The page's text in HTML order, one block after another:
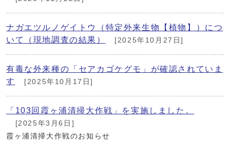
ナガエツルノゲイトウ（特定外来生物【植物】）につ
いて（現地調査の結果）
[2025年10月27日]
有毒な外来種の「セアカゴケグモ」が確認されていま
す
[2025年10月17日]
「103回霞ヶ浦清掃大作戦」を実施しました。
[2025年3月6日]
霞ヶ浦清掃大作戦のお知らせ